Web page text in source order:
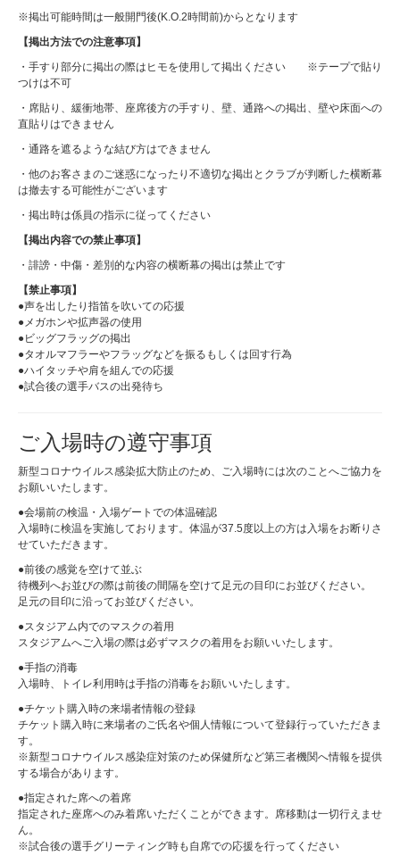
※掲出可能時間は一般開門後(K.O.2時間前)からとなります
【掲出方法での注意事項】
・手すり部分に掲出の際はヒモを使用して掲出ください ※テープで貼り
つけは不可
・席貼り、緩衝地帯、座席後方の手すり、壁、通路への掲出、壁や床面への
直貼りはできません
・通路を遮るような結び方はできません
・他のお客さまのご迷惑になったり不適切な掲出とクラブが判断した横断幕
は撤去する可能性がございます
・掲出時は係員の指示に従ってください
【掲出内容での禁止事項】
・誹謗・中傷・差別的な内容の横断幕の掲出は禁止です
【禁止事項】
●声を出したり指笛を吹いての応援
●メガホンや拡声器の使用
●ビッグフラッグの掲出
●タオルマフラーやフラッグなどを振るもしくは回す行為
●ハイタッチや肩を組んでの応援
●試合後の選手バスの出発待ち
ご入場時の遵守事項
新型コロナウイルス感染拡大防止のため、ご入場時には次のことへご協力を
お願いいたします。
●会場前の検温・入場ゲートでの体温確認
入場時に検温を実施しております。体温が37.5度以上の方は入場をお断りさ
せていただきます。
●前後の感覚を空けて並ぶ
待機列へお並びの際は前後の間隔を空けて足元の目印にお並びください。
足元の目印に沿ってお並びください。
●スタジアム内でのマスクの着用
スタジアムへご入場の際は必ずマスクの着用をお願いいたします。
●手指の消毒
入場時、トイレ利用時は手指の消毒をお願いいたします。
●チケット購入時の来場者情報の登録
チケット購入時に来場者のご氏名や個人情報について登録行っていただきま
す。
※新型コロナウイルス感染症対策のため保健所など第三者機関へ情報を提供
する場合があります。
●指定された席への着席
指定された座席へのみ着席いただくことができます。席移動は一切行えませ
ん。
※試合後の選手グリーティング時も自席での応援を行ってください